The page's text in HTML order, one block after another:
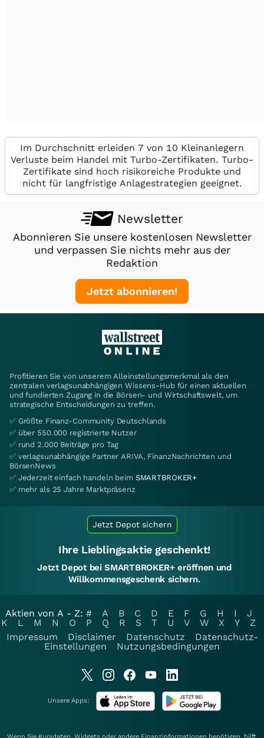
Im Durchschnitt erleiden 7 von 10 Kleinanlegern
Verluste beim Handel mit Turbo-Zertifikaten. Turbo-
Zertifikate sind hoch risikoreiche Produkte und
nicht für langfristige Anlagestrategien geeignet.
Newsletter
Abonnieren Sie unsere kostenlosen Newsletter
und verpassen Sie nichts mehr aus der
Redaktion
Jetzt abonnieren!
Profitieren Sie von unserem Alleinstellungsmerkmal als den
zentralen verlagsunabhängigen Wissens-Hub für einen aktuellen
und fundierten Zugang in die Börsen- und Wirtschaftswelt, um
strategische Entscheidungen zu treffen.
✅ Größte Finanz-Community Deutschlands
✅ über 550.000 registrierte Nutzer
✅ rund 2.000 Beiträge pro Tag
✅ verlagsunabhängige Partner ARIVA, FinanzNachrichten und
BörsenNews
✅ Jederzeit einfach handeln beim SMARTBROKER+
✅ mehr als 25 Jahre Marktpräsenz
Jetzt Depot sichern
Ihre Lieblingsaktie geschenkt!
Jetzt Depot bei SMARTBROKER+ eröffnen und
Willkommensgeschenk sichern.
Aktien von A - Z: # A B C D E F G H I
J
K
L M N O P Q R S T U V W X Y
Z
Impressum
Disclaimer Datenschutz
Datenschutz-
Einstellungen
Nutzungsbedingungen
Unsere Apps: